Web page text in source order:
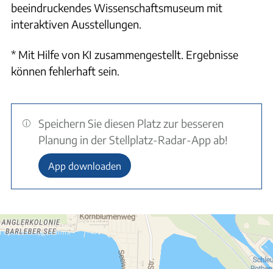
beeindruckendes Wissenschaftsmuseum mit
interaktiven Ausstellungen.
* Mit Hilfe von KI zusammengestellt. Ergebnisse
können fehlerhaft sein.
Speichern Sie diesen Platz zur besseren
Planung in der Stellplatz-Radar-App ab!
App downloaden